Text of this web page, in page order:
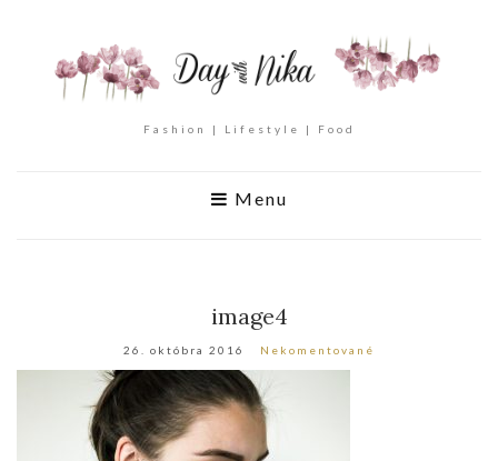
Fashion | Lifestyle | Food
Menu
image4
26. októbra 2016 Nekomentované